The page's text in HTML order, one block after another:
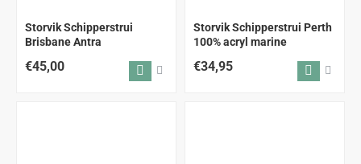
Storvik Schipperstrui
Brisbane Antra
€45,00
Storvik Schipperstrui Perth
100% acryl marine
€34,95